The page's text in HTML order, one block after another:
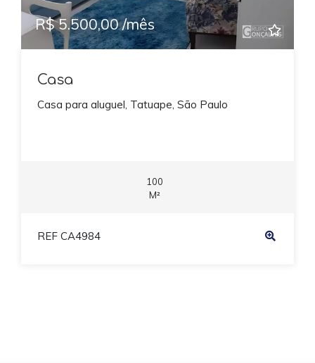
R$ 5.500,00 /mês
Casa
Casa para aluguel, Tatuape, São Paulo
100
M²
REF CA4984